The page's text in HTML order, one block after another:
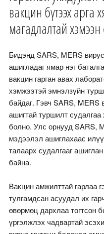
вакцин бүтээх арга
магадлалтай
Бидэнд SARS, MERS
ашигладаг ямар нэг
вакцин гарган авах
хэмжээтэй эмнэлзүйн
байдаг. Гэвч SARS, MERS
ашигтай туршилт
болно. Улс орнууд SARS,
мэдээлэл ашиглахаас
талаарх судалгааг
байна.
Вакцин амжилттай гарлаа
тулгамдсан асуудал их
өвөрмөц дархлаа тогтсон
үргэлжлэх чадвартай